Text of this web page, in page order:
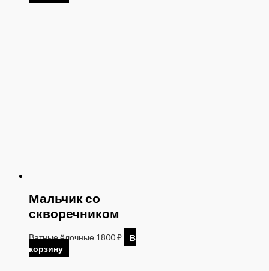
Мальчик со
скворечником
Ватные ёлочные 1800₽
В
корзину